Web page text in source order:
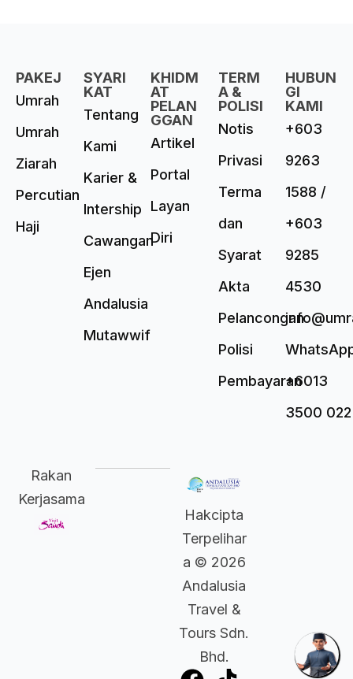
PAKEJ
Umrah
Umrah
Ziarah
Percutian
Haji
SYARI
KAT
Tentang
Kami
Karier &
Intership
Cawangan
Ejen
Andalusia
Mutawwif
KHIDM
AT
PELAN
GGAN
Artikel
Portal
Layan
Diri
TERM
A &
POLISI
Notis
Privasi
Terma
dan
Syarat
Akta
Pelancongan
Polisi
Pembayaran
HUBUN
GI
KAMI
+603
9263
1588 /
+603
9285
4530
+6013
3500 022
Rakan
Kerjasama
Hakcipta
Terpelihar
a © 2026
Andalusia
Travel &
Tours Sdn.
Bhd.